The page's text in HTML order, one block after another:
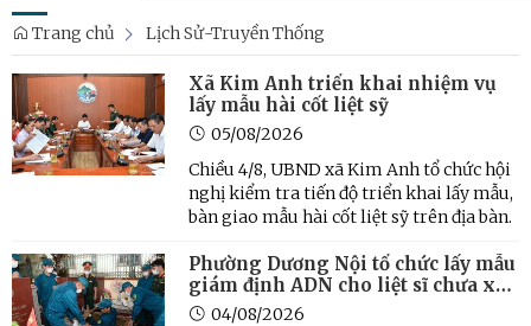
Trang chủ Lịch Sử-Truyền Thống
Xã Kim Anh triển khai nhiệm vụ
lấy mẫu hài cốt liệt sỹ
05/08/2026
Chiều 4/8, UBND xã Kim Anh tổ chức hội
nghị kiểm tra tiến độ triển khai lấy mẫu,
bàn giao mẫu hài cốt liệt sỹ trên địa bàn.
Phường Dương Nội tổ chức lấy mẫu
giám định ADN cho liệt sĩ chưa xác
định thông tin
04/08/2026